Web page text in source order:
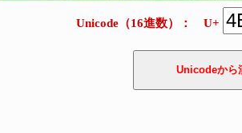
Unicode（16進数）： U+